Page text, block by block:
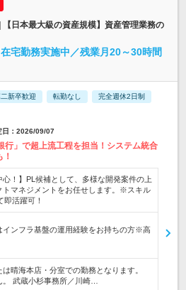
日本最大級の資産規模】資産管理業務の
宅勤務実施中／残業月20～30時間
新卒歓迎 転勤なし 完全週休2日制
：2026/09/07
行」で超上流工程を担当！システム統合
心！】PL候補として、多様な開発案件の上
トマネジメントをお任せします。※スキル
即活躍可！
インフラ基盤の運用経験をお持ちの方※高
晴海本店・分室での勤務となります。
武蔵小杉事務所／川崎…